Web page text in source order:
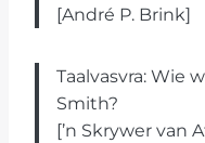
[André P. Brink]
Taalvasvra: Wie
Smith?
[’n Skrywer van